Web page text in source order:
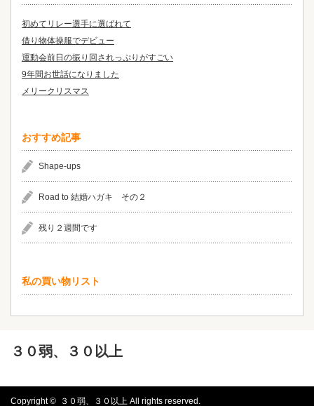
初めてリレー選手に選ばれて
借り物体操服でデビュー
運動会前日の振り回されっぷりがすごい
9年間お世話になりました
メリークリスマス
おすすめ記事
Shape-ups
Road to 結婚ハガキ その２
残り２週間です
私の買い物リスト
３０弱、３０以上
Copyright © ３０弱、３０以上 All rights reserved.